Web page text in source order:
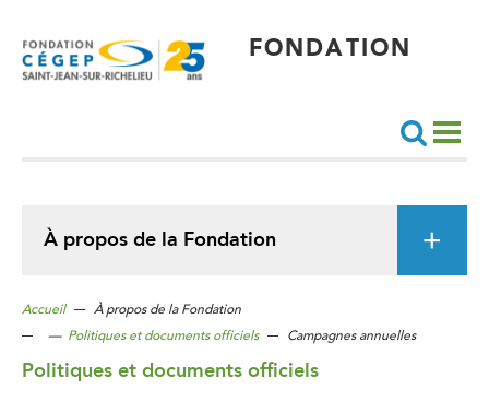
principal
FONDATION
Recherche
À propos de la Fondation
Accueil
À propos de la Fondation
— Politiques et documents officiels Campagnes annuelles
Politiques et documents officiels